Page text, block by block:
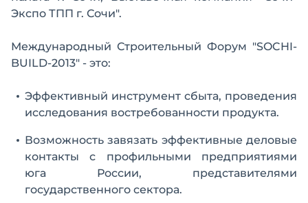
Экспо ТПП г. Сочи".
Международный Строительный Форум "SOCHI-
BUILD-2013" - это:
Эффективный инструмент сбыта, проведения
исследования востребованности продукта.
Возможность завязать эффективные деловые
контакты с профильными предприятиями
юга России, представителями
государственного сектора.